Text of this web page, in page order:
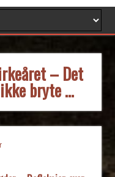
– Det
bryte …